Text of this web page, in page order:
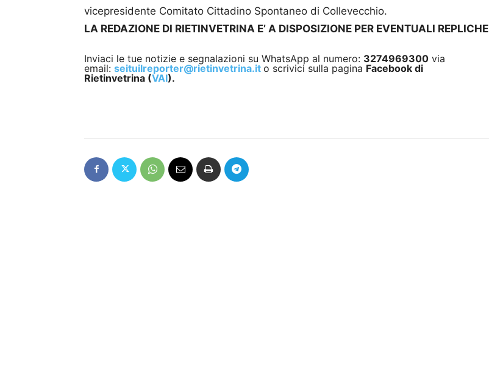
vicepresidente Comitato Cittadino Spontaneo di Collevecchio.
LA REDAZIONE DI RIETINVETRINA E’ A DISPOSIZIONE PER EVENTUALI REPLICHE
Inviaci le tue notizie e segnalazioni su WhatsApp al numero: 3274969300 via
email: seituilreporter@rietinvetrina.it o scrivici sulla pagina Facebook di
Rietinvetrina (VAI).